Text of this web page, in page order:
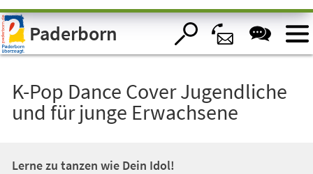
Visuelle
Assistenzsoftware
öffnen.Paderborn
K-Pop Dance Cover Jugendliche
und für junge Erwachsene
Lerne zu tanzen wie Dein Idol!